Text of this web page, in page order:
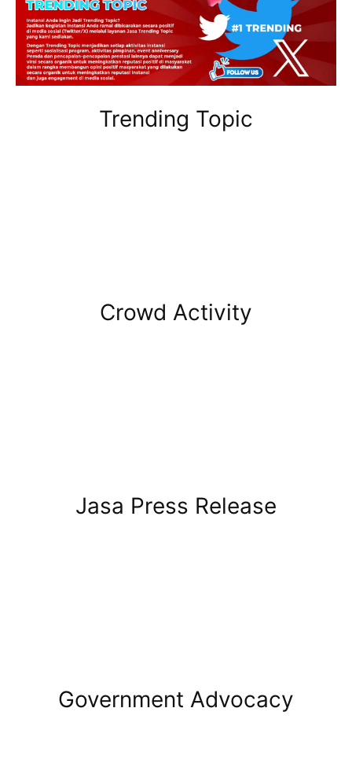
Trending Topic
Crowd Activity
Jasa Press Release
Government Advocacy